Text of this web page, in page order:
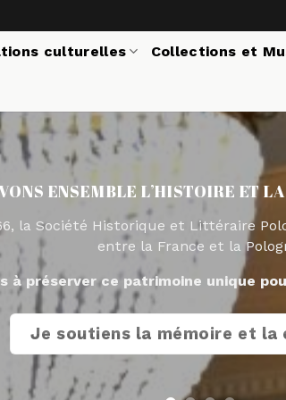
culturelles Collections et
CULTURE POLONAISE
fait vivre le dialogue
les générations futures.
culture